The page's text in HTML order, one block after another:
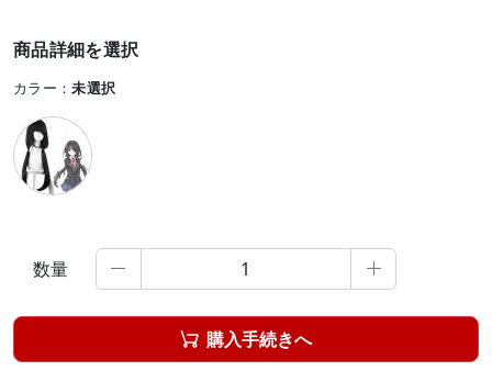
商品詳細を選択
カラー：未選択
数量  
 購入手続きへ